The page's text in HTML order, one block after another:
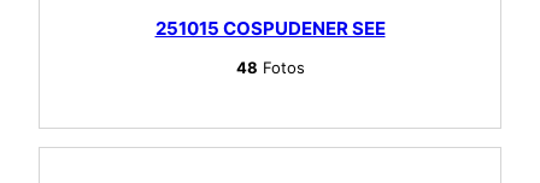
251015 COSPUDENER SEE
48 Fotos